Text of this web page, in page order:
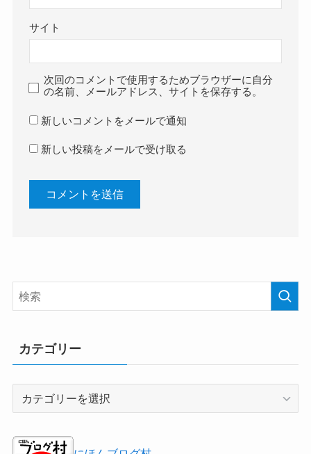
サイト
次回のコメントで使用するためブラウザーに自分
の名前、メールアドレス、サイトを保存する。
新しいコメントをメールで通知
新しい投稿をメールで受け取る
カテゴリー
リ